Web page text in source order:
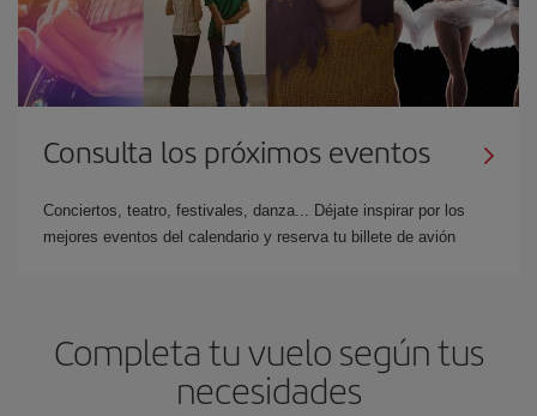
Consulta los próximos eventos
Conciertos, teatro, festivales, danza... Déjate inspirar por los
mejores eventos del calendario y reserva tu billete de avión
Completa tu vuelo según tus
necesidades